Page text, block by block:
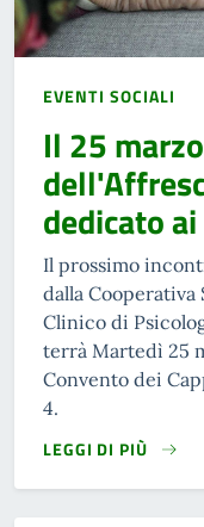
EVENTI SOCIALI
Il 25
dedicato
Il prossimo
dalla Cooperativa
Clinico di
terrà Martedì 25
Convento dei
4.
LEGGI DI PIÙ